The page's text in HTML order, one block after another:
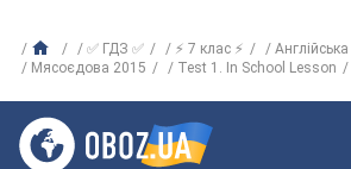
✅ ГДЗ ✅ ⚡ 7 клас ⚡
Мясоєдова 2015
Test 1. In School Lesson